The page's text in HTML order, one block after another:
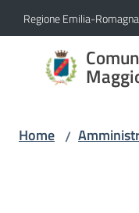
Vai al contenuto
Vai alla navigazione
Vai al footer
Regione Emilia-Romagna
Comune
di Castel
D'ARGENTO
Home /